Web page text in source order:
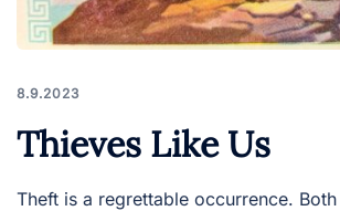
8.9.2023
Thieves Like Us
Theft is a regrettable occurrence.